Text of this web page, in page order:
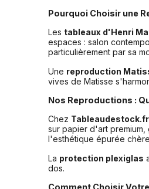
Pourquoi Choisir une
Les tableaux d'Henri
espaces : salon
particulièrement par sa
Une reproduction
vives de Matisse
Nos Reproductions :
Chez Tableaudestock.fr
sur papier d'art
l'esthétique épurée
La protection plexiglas
dos.
Comment Choisir